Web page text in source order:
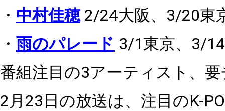
・ 中村佳穂 2/24大阪、 3/20東
・ 雨のパレード 3/1東京、 3/14
番組注目の3アーティスト、
2月 23 日の放送は、注目のK-